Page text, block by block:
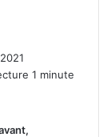
1 minute